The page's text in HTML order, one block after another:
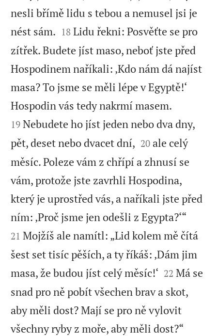
nesli břímě lidu s tebou a nemusel jsi je
nést sám. 

18 Lidu řekni: Posvěťte se pro
zítřek. Budete jíst maso, neboť jste před
Hospodinem naříkali: ‚Kdo nám dá najíst
masa? To jsme se měli lépe v Egyptě!‘
Hospodin vás tedy nakrmí masem.
19 Nebudete ho jíst jeden nebo dva dny,
pět, deset nebo dvacet dní, 

20 ale celý
měsíc. Poleze vám z chřípí a zhnusí se
vám, protože jste zavrhli Hospodina,
který je uprostřed vás, a naříkali jste před
ním: ‚Proč jsme jen odešli z Egypta?‘“
21 Mojžíš ale namítl: „Lid kolem mě čítá
šest set tisíc pěších, a ty říkáš: ‚Dám jim
masa, že budou jíst celý měsíc!‘ 

22 Má se
snad pro ně pobít všechen brav a skot,
aby měli dost? Mají se pro ně vylovit
všechny ryby z moře, aby měli dost?“